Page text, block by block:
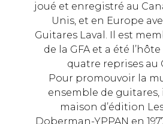
joué et enregistré au
Unis, et en Europe
Guitares Laval. Il est
de la GFA et a été
quatre reprises au
Pour promouvoir la
ensemble de guitares,
maison d’édition
Doberman-YPPAN en